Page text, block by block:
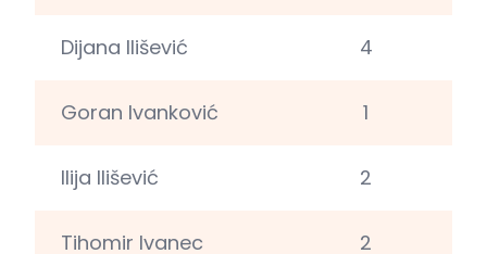
Dijana Ilišević 4
Goran Ivanković 1
Ilija Ilišević 2
Tihomir Ivanec 2